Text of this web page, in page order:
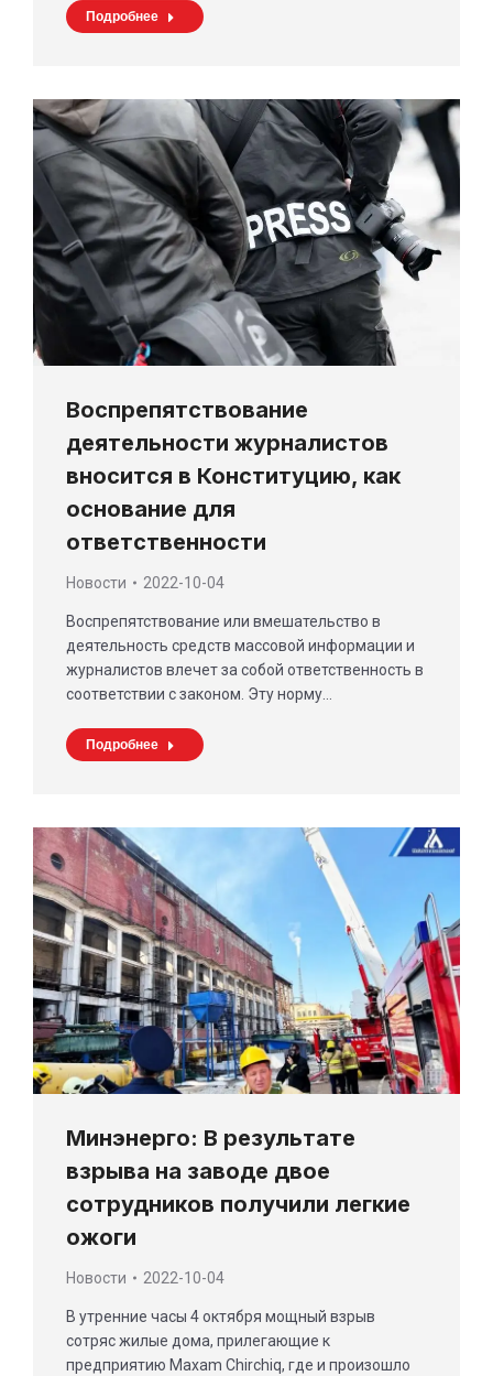
Подробнее
Воспрепятствование
деятельности журналистов
вносится в Конституцию, как
основание для
ответственности
Новости 2022-10-04
Воспрепятствование или вмешательство в
деятельность средств массовой информации и
журналистов влечет за собой ответственность в
соответствии с законом. Эту норму…
Подробнее
Минэнерго: В результате
взрыва на заводе двое
сотрудников получили легкие
ожоги
Новости 2022-10-04
В утренние часы 4 октября мощный взрыв
сотряс жилые дома, прилегающие к
предприятию Maxam Chirchiq, где и произошло